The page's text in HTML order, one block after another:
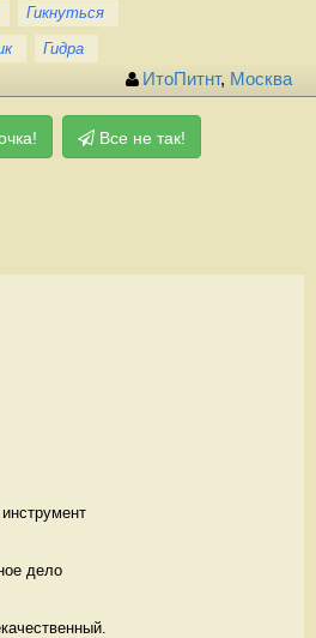
Гикнуться
Гидра
ИтоПитнт, Москва
Все не так!
дело